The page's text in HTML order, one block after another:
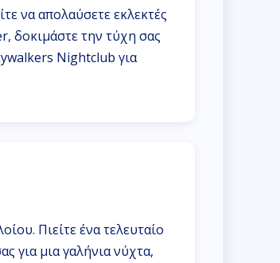
να απολαύσετε εκλεκτές
δοκιμάστε την τύχη σας
Nightclub για
Πιείτε ένα τελευταίο
για μια γαλήνια νύχτα,